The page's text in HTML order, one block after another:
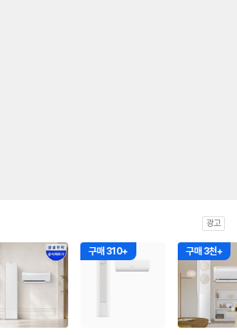
광고
구매 310+ 구매 3천+